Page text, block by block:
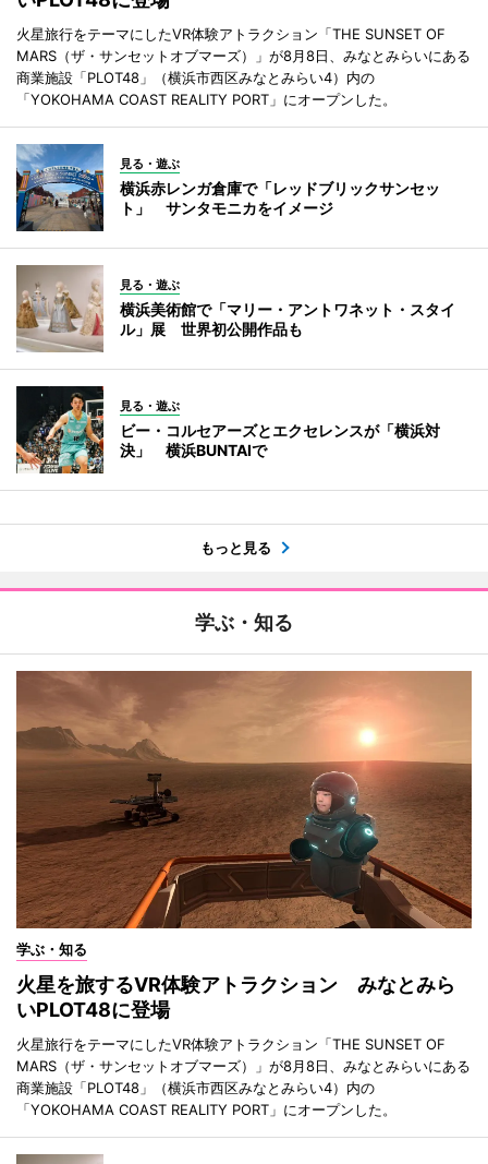
火星旅行をテーマにしたVR体験アトラクション「THE SUNSET OF
MARS（ザ・サンセットオブマーズ）」が8月8日、みなとみらいにある
商業施設「PLOT48」（横浜市西区みなとみらい4）内の
「YOKOHAMA COAST REALITY PORT」にオープンした。
見る・遊ぶ
横浜赤レンガ倉庫で「レッドブリックサンセッ
ト」 サンタモニカをイメージ
見る・遊ぶ
横浜美術館で「マリー・アントワネット・スタイ
ル」展 世界初公開作品も
見る・遊ぶ
ビー・コルセアーズとエクセレンスが「横浜対
決」 横浜BUNTAIで
もっと見る
学ぶ・知る
学ぶ・知る
火星を旅するVR体験アトラクション みなとみら
いPLOT48に登場
火星旅行をテーマにしたVR体験アトラクション「THE SUNSET OF
MARS（ザ・サンセットオブマーズ）」が8月8日、みなとみらいにある
商業施設「PLOT48」（横浜市西区みなとみらい4）内の
「YOKOHAMA COAST REALITY PORT」にオープンした。